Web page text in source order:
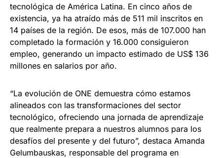
tecnológica de América Latina. En cinco años de
existencia, ya ha atraído más de 511 mil inscritos en
14 países de la región. De esos, más de 107.000 han
completado la formación y 16.000 consiguieron
empleo, generando un impacto estimado de US$ 136
millones en salarios por año.
“La evolución de ONE demuestra cómo estamos
alineados con las transformaciones del sector
tecnológico, ofreciendo una jornada de aprendizaje
que realmente prepara a nuestros alumnos para los
desafíos del presente y del futuro”, destaca Amanda
Gelumbauskas, responsable del programa en